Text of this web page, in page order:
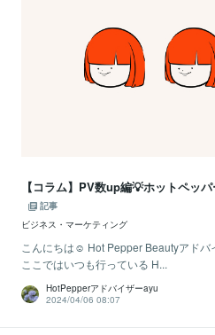
【コラム】PV数up編💡ホットペッ
記事
ビジネス・マーケティング
こんにちは☺ Hot Pepper Beautyアドバ
ここではいつも行っている H...
HotPepperアドバイザーayu
2024/04/06 08:07